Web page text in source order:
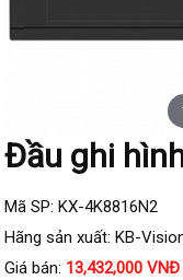
Đầu ghi IP KBVISION
Đầu ghi IP Visionhitech
Camera Dahua
Đầu ghi
Mã SP: KX-4K8816N2
Hãng sản xuất: KB-
Giá bán: 13,432,000 VNĐ